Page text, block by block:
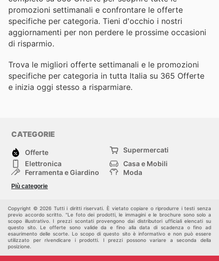
promozioni settimanali e confrontare le offerte
specifiche per categoria. Tieni d'occhio i nostri
aggiornamenti per non perdere le prossime occasioni
di risparmio.
Trova le migliori offerte settimanali e le promozioni
specifiche per categoria in tutta Italia su 365 Offerte
e inizia oggi stesso a risparmiare.
CATEGORIE
Offerte
Supermercati
Elettronica
Casa e Mobili
Ferramenta e Giardino
Moda
Bambini e Neonati
Più categorie
Copyright © 2026 Tutti i diritti riservati. È vietato copiare o riprodurre i testi senza
previo accordo scritto. "Le foto dei prodotti, le immagini e le brochure sono solo a
scopo illustrativo. I prezzi scontati provengono dai distributori ufficiali elencati su
questo sito. Le offerte sono valide da e fino alla data di scadenza o fino ad
esaurimento delle scorte. Lo scopo di questo sito è informativo e non può essere
utilizzato per rivendicare i prodotti. I prezzi possono variare a seconda della
posizione.